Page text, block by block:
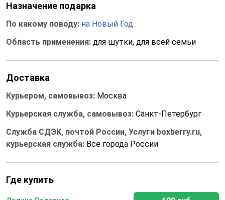
Назначение подарка
По какому поводу: на Новый Год
Область применения: для шутки, для всей семьи
Доставка
Курьером, самовывоз: Москва
Курьерская служба, самовывоз: Санкт-Петербург
Служба СДЭК, почтой России, Услуги boxberry.ru,
курьерская служба: Все города России
Где купить